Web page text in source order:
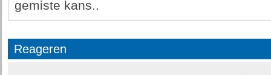
gemiste kans..
Reageren